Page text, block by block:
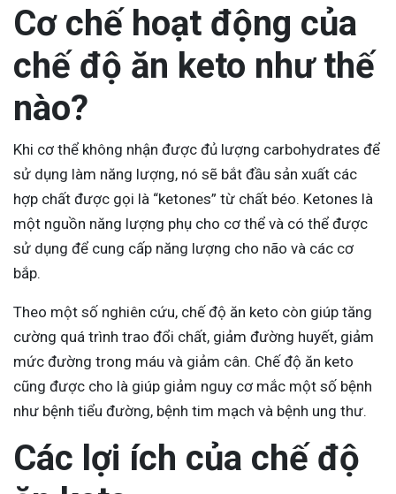
Cơ chế hoạt động của
chế độ ăn keto như thế
nào?
Khi cơ thể không nhận được đủ lượng carbohydrates để
sử dụng làm năng lượng, nó sẽ bắt đầu sản xuất các
hợp chất được gọi là “ketones” từ chất béo. Ketones là
một nguồn năng lượng phụ cho cơ thể và có thể được
sử dụng để cung cấp năng lượng cho não và các cơ
bắp.
Theo một số nghiên cứu, chế độ ăn keto còn giúp tăng
cường quá trình trao đổi chất, giảm đường huyết, giảm
mức đường trong máu và giảm cân. Chế độ ăn keto
cũng được cho là giúp giảm nguy cơ mắc một số bệnh
như bệnh tiểu đường, bệnh tim mạch và bệnh ung thư.
Các lợi ích của chế độ